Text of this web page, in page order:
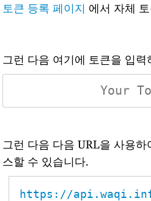
토큰 등록 페이지 에서 자체
그런 다음 여기에 토큰을 입력
그런 다음 다음 URL을 사용
스할 수 있습니다.
https://